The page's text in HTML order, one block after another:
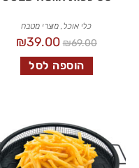
כלי אוכל, מוצרי מטבח
₪69.00
₪39.00
הוספה לסל